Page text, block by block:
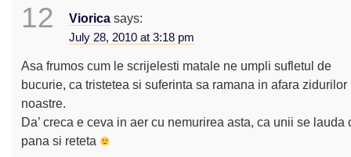
12 Viorica says:
July 28, 2010 at 3:18 pm
Asa frumos cum le scrijelesti matale ne umpli sufletul de
bucurie, ca tristetea si suferinta sa ramana in afara
noastre.
Da’ creca e ceva in aer cu nemurirea asta, ca unii se lauda
pana si reteta